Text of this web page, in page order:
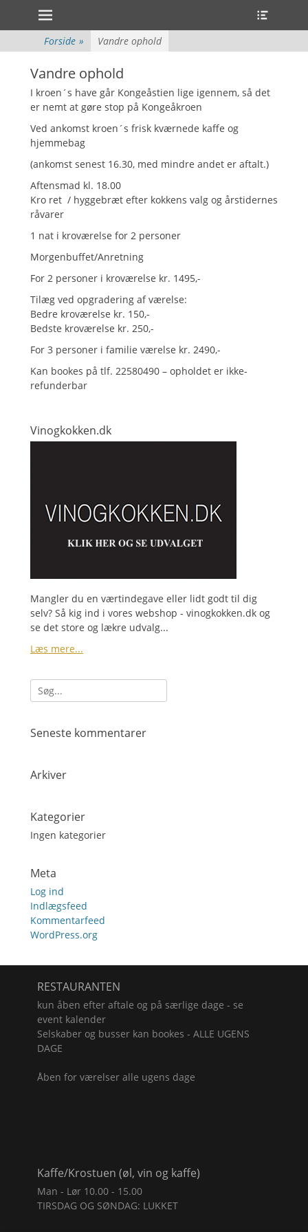
Primær Menu
Spring
indhold
Forside » Vandre ophold
Vandre ophold
I kroen´s have går Kongeåstien lige igennem, så det
er nemt at gøre stop på Kongeåkroen
Ved ankomst kroen´s frisk kværnede kaffe og
hjemmebag
(ankomst senest 16.30, med mindre andet er aftalt.)
Aftensmad kl. 18.00
Kro ret / hyggebræt efter kokkens valg og årstidernes
råvarer
1 nat i kroværelse for 2 personer
Morgenbuffet/Anretning
For 2 personer i kroværelse kr. 1495,-
Tilæg ved opgradering af værelse:
Bedre kroværelse kr. 150,-
Bedste kroværelse kr. 250,-
For 3 personer i familie værelse kr. 2490,-
Kan bookes på tlf. 22580490 – opholdet er ikke-
refunderbar
Vinogkokken.dk
Mangler du en værtindegave eller lidt godt til dig
selv? Så kig ind i vores webshop - vinogkokken.dk og
se det store og lækre udvalg...
Læs mere...
Søg
efter:
Seneste kommentarer
Arkiver
Kategorier
Ingen kategorier
Meta
Log ind
Indlægsfeed
Kommentarfeed
WordPress.org
RESTAURANTEN
kun åben efter aftale og på særlige dage - se
event kalender
Selskaber og busser kan bookes - ALLE UGENS
DAGE
Åben for værelser alle ugens dage
Kaffe/Krostuen (øl, vin og kaffe)
Man - Lør 10.00 - 15.00
TIRSDAG OG SØNDAG: LUKKET